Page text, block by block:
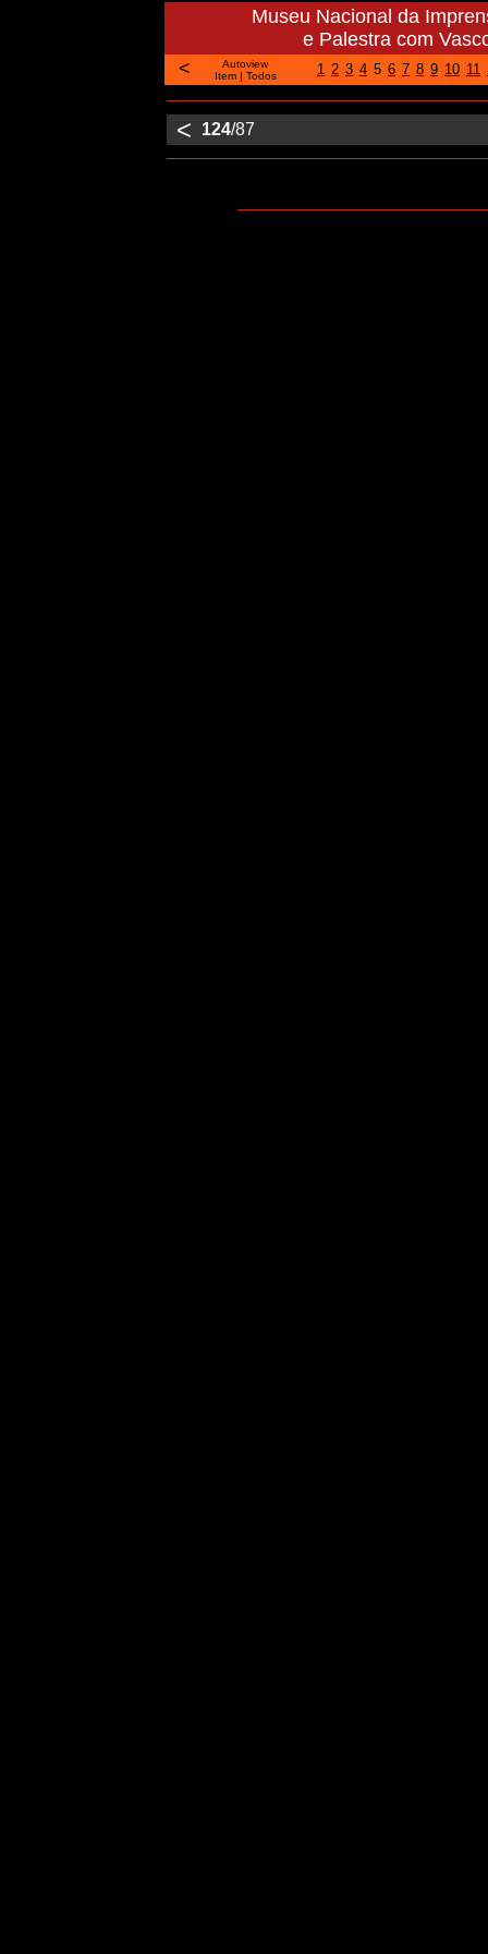
Museu Nacional da
e Palestra com
<
Autoview
Item| Todos 1 2 3 4 5 6 7 8 9 10 11
< 124/87